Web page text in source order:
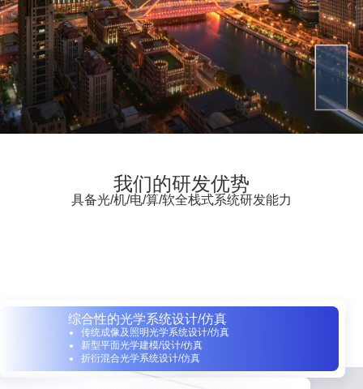
我们的研发优势
具备光/机/电/算/软全栈式系统研发能力
综合性的光学系统设计/仿真
传统成像及照明光学系统设计/仿真
新型平面光学建模/设计/仿真
折衍混合光学系统设计/仿真